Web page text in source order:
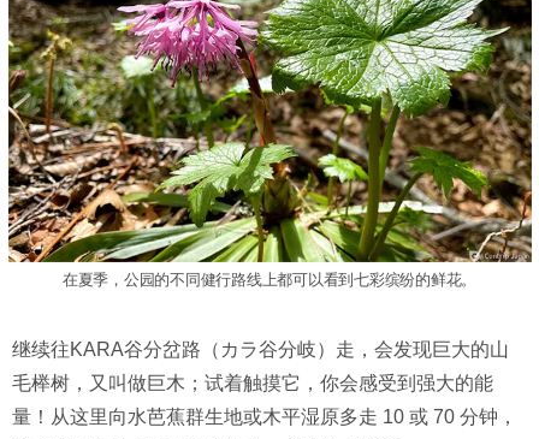
在夏季，公园的不同健行路线上都可以看到七彩缤纷的鲜花。
继续往KARA谷分岔路（カラ谷分岐）走，会发现巨大的山
毛榉树，又叫做巨木；试着触摸它，你会感受到强大的能
量！从这里向水芭蕉群生地或木平湿原多走 10 或 70 分钟，